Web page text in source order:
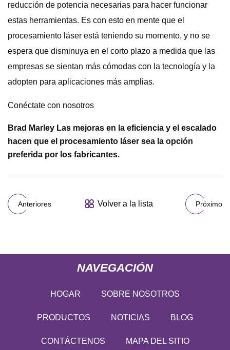
reducción de potencia necesarias para hacer funcionar
estas herramientas. Es con esto en mente que el
procesamiento láser está teniendo su momento, y no se
espera que disminuya en el corto plazo a medida que las
empresas se sientan más cómodas con la tecnología y la
adopten para aplicaciones más amplias.
Conéctate con nosotros
Brad Marley Las mejoras en la eficiencia y el escalado
hacen que el procesamiento láser sea la opción
preferida por los fabricantes.
Anteriores Volver a la lista Próximo
NAVEGACIÓN
HOGAR SOBRE NOSOTROS
PRODUCTOS NOTICIAS BLOG
CONTÁCTENOS MAPA DEL SITIO